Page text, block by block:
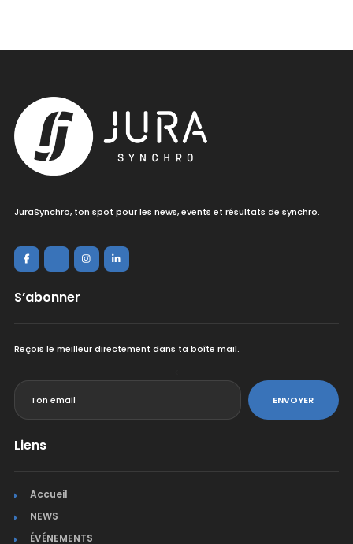
JuraSynchro, ton spot pour les news, events et résultats de synchro.
S’abonner
Reçois le meilleur directement dans ta boîte mail.
ENVOYER
Liens
Accueil
NEWS
ÉVÉNEMENTS